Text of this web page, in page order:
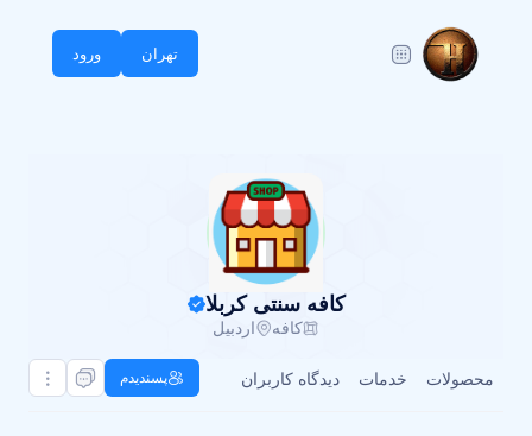
تهران ورود
کافه سنتی کربلا
کافه اردبیل
محصولات خدمات دیدگاه کاربران پسندیدم